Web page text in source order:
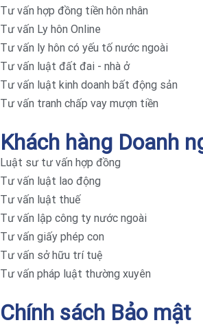
Tư vấn hợp đồng tiền hôn nhân
Tư vấn Ly hôn Online
Tư vấn ly hôn có yếu tố nước ngoài
Tư vấn luật đất đai - nhà ở
Tư vấn luật kinh doanh bất động sản
Tư vấn tranh chấp vay mượn tiền
Khách hàng Doanh
Luật sư tư vấn hợp đồng
Tư vấn luật lao động
Tư vấn luật thuế
Tư vấn lập công ty nước ngoài
Tư vấn giấy phép con
Tư vấn sở hữu trí tuệ
Tư vấn pháp luật thường xuyên
Chính sách Bảo mật